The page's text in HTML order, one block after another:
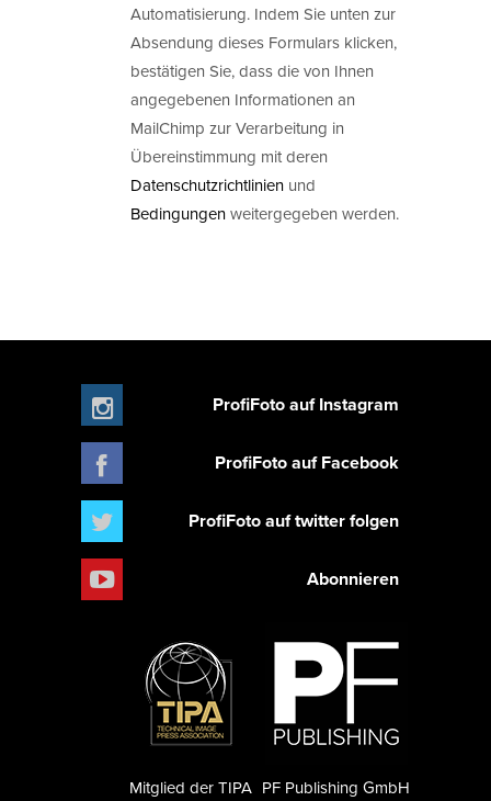
Automatisierung. Indem Sie unten zur
Absendung dieses Formulars klicken,
bestätigen Sie, dass die von Ihnen
angegebenen Informationen an
MailChimp zur Verarbeitung in
Übereinstimmung mit deren
Datenschutzrichtlinien und
Bedingungenweitergegeben werden.
ProfiFoto auf Instagram
ProfiFoto auf Facebook
ProfiFoto auf twitter folgen
Abonnieren
PF Publishing GmbH
Mitglied der TIPA